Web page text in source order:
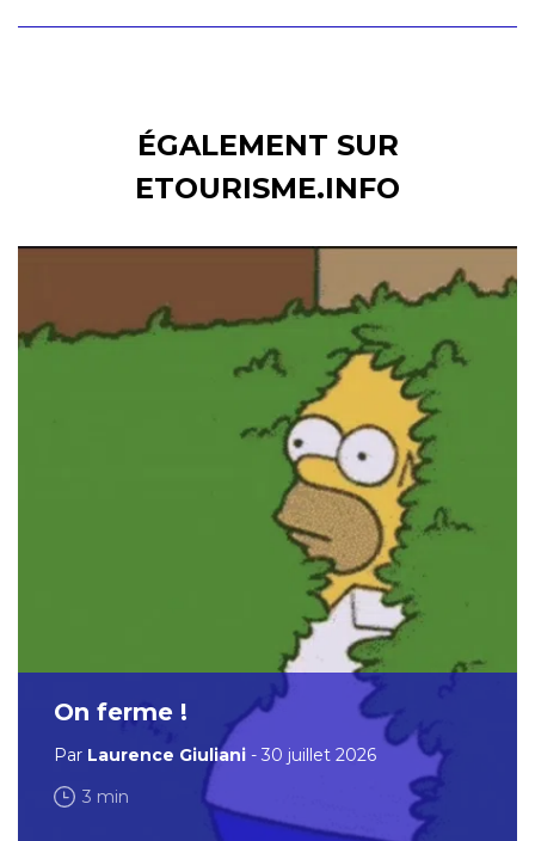
ÉGALEMENT SUR
ETOURISME.INFO
On ferme !
Par Laurence Giuliani - 30 juillet 2026
3 min